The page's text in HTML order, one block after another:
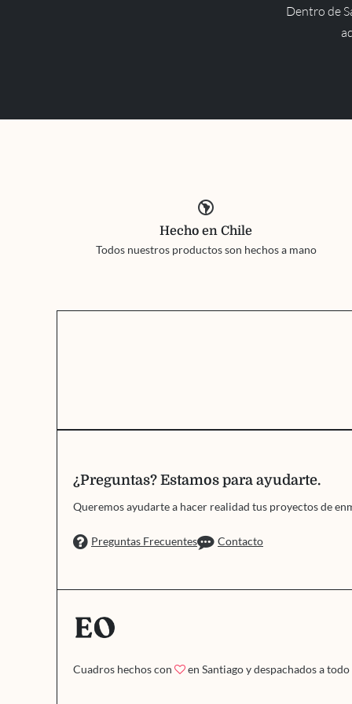
Dentro de
south_america
Hecho en Chile
Todos nuestros productos son hechos a mano
¿Preguntas? Estamos para ayudarte.
Queremos ayudarte a hacer realidad tus proyectos de
Preguntas Frecuentes Contacto
Cuadros hechos con en Santiago y despachados a